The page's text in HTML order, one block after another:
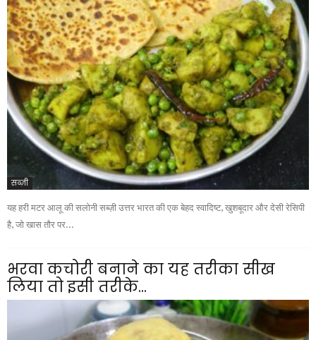
सब्ज़ी
यह हरी मटर आलू की सलोनी सब्ज़ी उत्तर भारत की एक बेहद स्वादिष्ट, खुशबूदार और देसी रेसिपी
है, जो खास तौर पर...
भरवा कचोरी बनाने का यह तरीका सीख
लिया तो इसी तरीके...